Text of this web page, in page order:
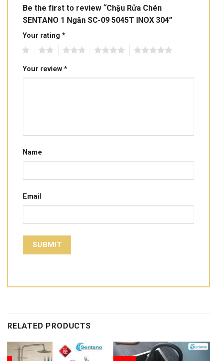
Be the first to review “Chậu Rửa Chén
SENTANO 1 Ngăn SC-09 5045T INOX 304”
Your rating *
Your review *
Name
Email
RELATED PRODUCTS